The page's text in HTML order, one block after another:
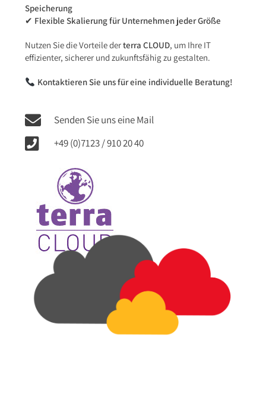
Speicherung
✔ Flexible Skalierung für Unternehmen jeder Größe
Nutzen Sie die Vorteile derterra CLOUD, um Ihre IT
effizienter, sicherer und zukunftsfähig zu gestalten.
Kontaktieren Sie uns für eine individuelle Beratung!
Senden Sie uns eine Mail
+49 (0)7123 / 910 20 40